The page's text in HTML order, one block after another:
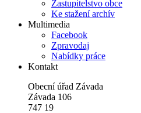
Zastupitelstvo obce
Ke stažení archív
Multimedia
Facebook
Zpravodaj
Nabídky práce
Kontakt
Obecní úřad Závada
Závada 106
747 19